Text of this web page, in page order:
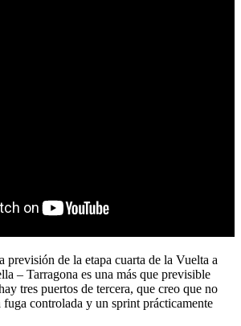
previsión de la etapa cuarta de la Vuelta a
– Tarragona es una más que previsible
tres puertos de tercera, que creo que no
fuga controlada y un sprint prácticamente